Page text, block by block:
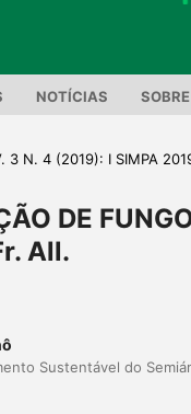
NOTÍCIAS SOBRE
3 N. 4 (2019): I SIMPA
DE
All.
Sustentável do